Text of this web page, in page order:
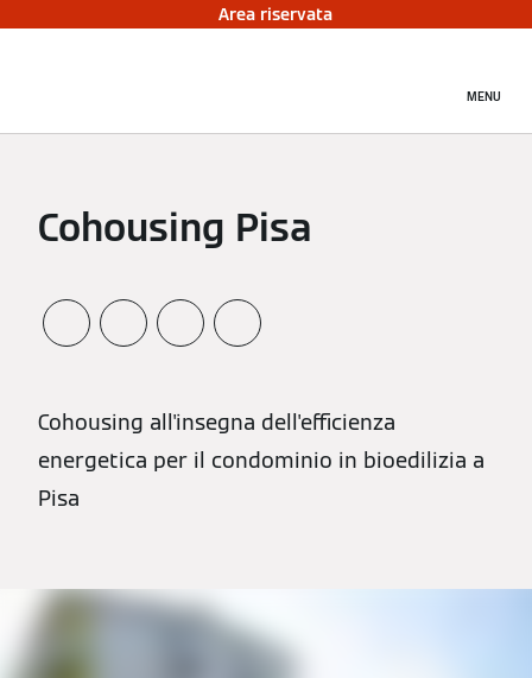
Area riservata
MENU
Cohousing Pisa
Cohousing all'insegna dell'efficienza
energetica per il condominio in bioedilizia a
Pisa